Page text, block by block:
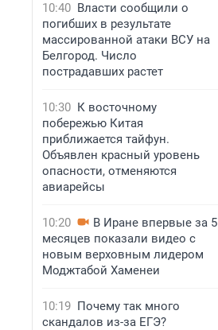
10:40 Власти сообщили о
погибших в результате
массированной атаки ВСУ на
Белгород. Число
пострадавших растет
10:30 К восточному
побережью Китая
приближается тайфун.
Объявлен красный уровень
опасности, отменяются
авиарейсы
10:20
В Иране впервые за 5
месяцев показали видео с
новым верховным лидером
Моджтабой Хаменеи
10:19 Почему так много
скандалов из-за ЕГЭ?